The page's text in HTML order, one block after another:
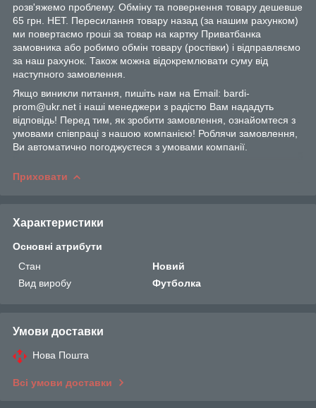
розв'яжемо проблему. Обміну та повернення товару дешевше
65 грн. НЕТ. Пересилання товару назад (за нашим рахунком)
ми повертаємо гроші за товар на картку Приватбанка
замовника або робимо обмін товару (ростівки) і відправляємо
за наш рахунок. Також можна відокремлювати суму від
наступного замовлення.
Якщо виникли питання, пишіть нам на Email: bardi-
prom@ukr.net і наші менеджери з радістю Вам нададуть
відповідь! Перед тим, як зробити замовлення, ознайомтеся з
умовами співпраці з нашою компанією! Роблячи замовлення,
Ви автоматично погоджуєтеся з умовами компанії.
Приховати
Характеристики
Основні атрибути
Стан
Новий
Вид виробу
Футболка
Умови доставки
Нова Пошта
Всі умови доставки